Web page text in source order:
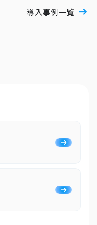
導入事例一覧